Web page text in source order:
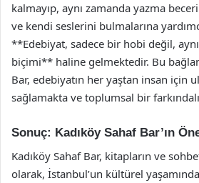
kalmayıp, aynı zamanda yazma
ve kendi seslerini bulmalarına
**Edebiyat, sadece bir hobi değil,
biçimi** haline gelmektedir. Bu
Bar, edebiyatın her yaştan insan için
sağlamakta ve toplumsal bir
Sonuç: Kadıköy Sahaf Bar’ın
Kadıköy Sahaf Bar, kitapların ve
olarak, İstanbul’un kültürel